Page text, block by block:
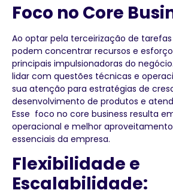
Foco no Core
Ao optar pela terceirização de tarefas
podem concentrar recursos e
principais impulsionadoras do
lidar com questões técnicas e
sua atenção para estratégias de
desenvolvimento de produtos e
Esse foco no core business resulta
operacional e melhor
essenciais da empresa.
Flexibilidade e
Escalabilidade: